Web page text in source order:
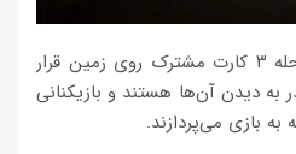
در تگزاس هولدم در این مرحله ۳ کارت مشترک روی زمین قرار
به دیدن آن‌ها هستند و بازیکنانی
به بازی می‌پردازند.